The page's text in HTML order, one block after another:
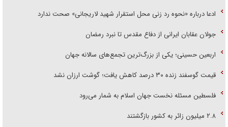
ادعا درباره «نحوه رد زنی محل استقرار شهید لاریجانی» صحت ندارد
جولان عقابان ایرانی از دفاع مقدس تا نبرد رمضان
اربعین حسینی؛ یکی از بزرگ‌ترین تجمع‌های سالانه جهان
قیمت گوسفند زنده ۳۰ درصد کاهش یافت؛ گوشت ارزان نشد
فلسطین مسئله نخست جهان اسلام به شمار می‌رود
۲.۸ میلیون زائر به کشور بازگشتند